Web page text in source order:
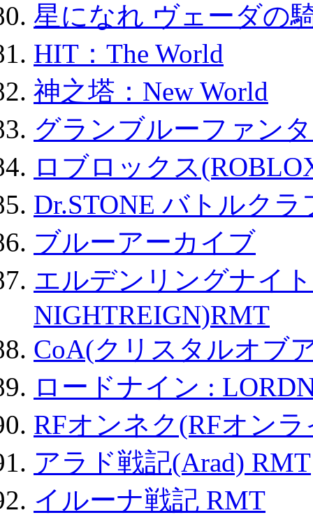
星になれ ヴェーダの
HIT：The World
神之塔：New World
グランブルーファン
ロブロックス
Dr.STONE バトルク
ブルーアーカイブ
エルデンリングナイ
NIGHTREIGN)RMT
CoA(クリスタルオブ
ロードナイン :
RFオンネク(RFオン
アラド戦記(Arad) RMT
イルーナ戦記 RMT